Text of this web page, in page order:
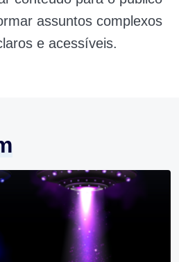
assuntos complexos
e acessíveis.